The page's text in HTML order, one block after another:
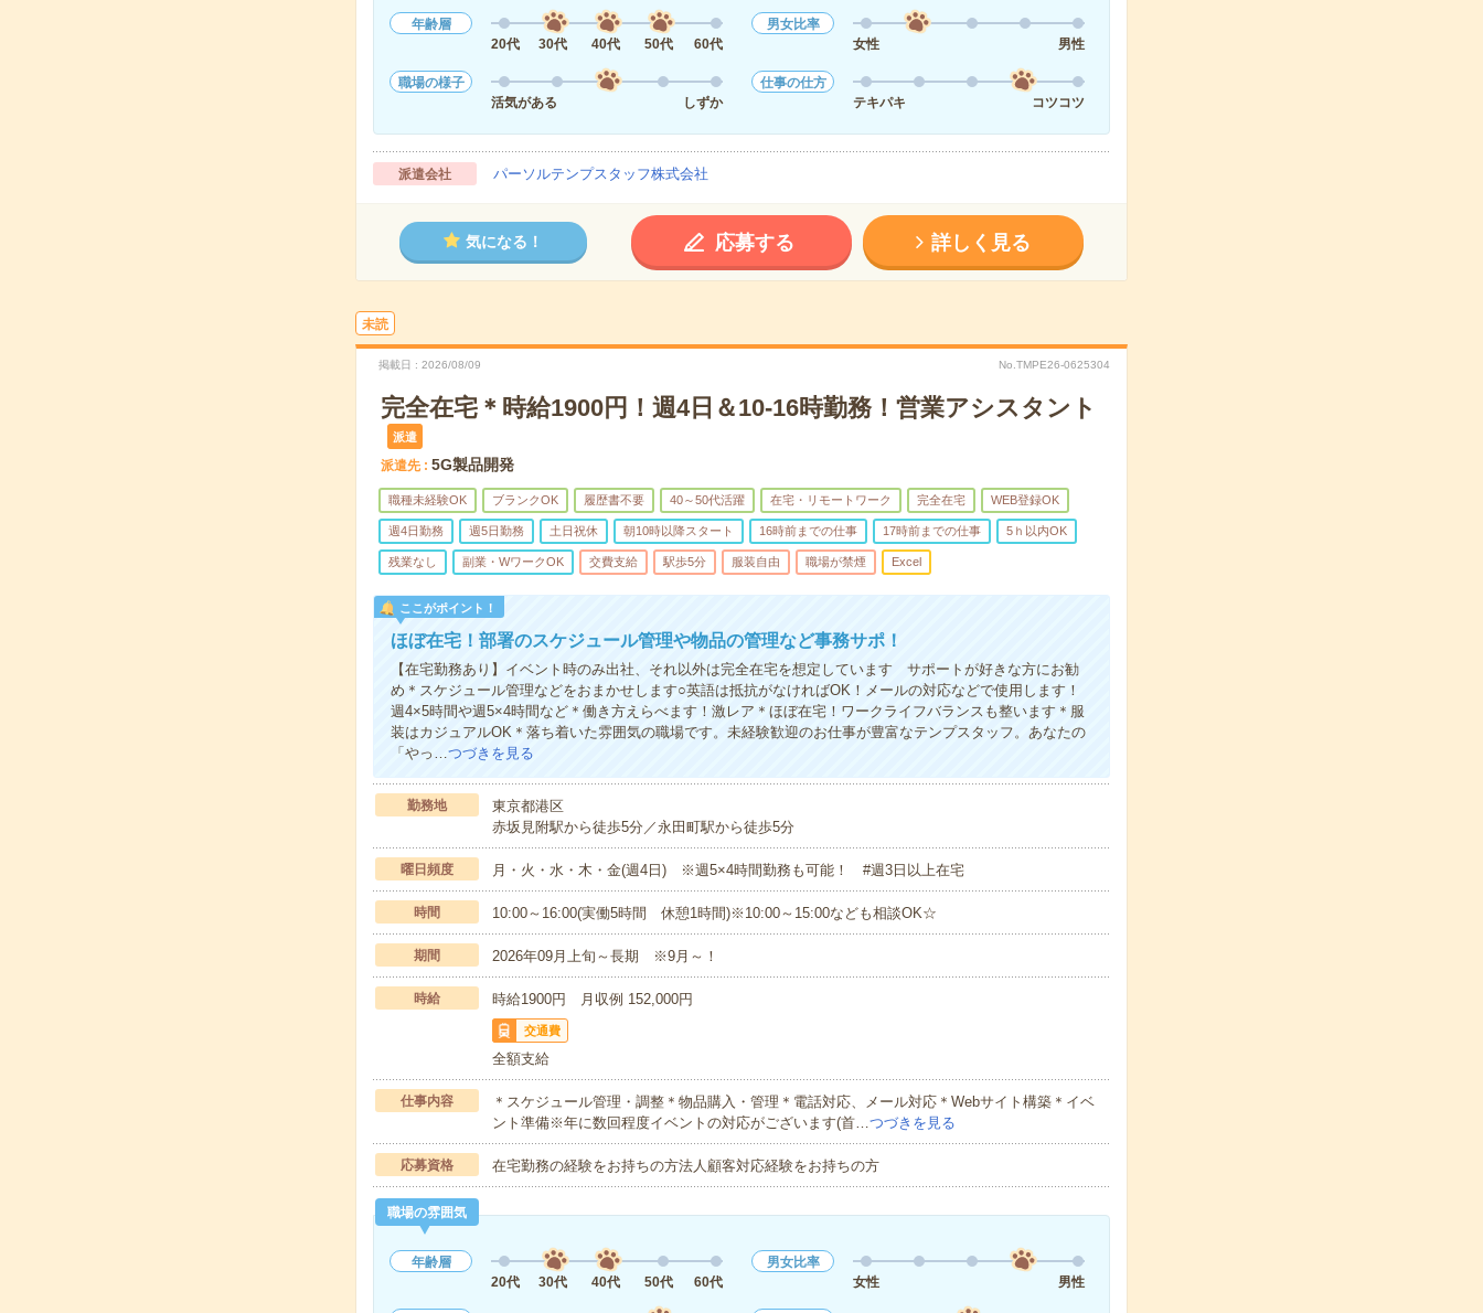
年齢層
20代
30代 40代 50代 60代
男女比率
女性
男性
職場の様子
活気がある
しずか
仕事の仕方
テキパキ
コツコツ
派遣会社 パーソルテンプスタッフ株式会社
気になる！ 応募する 詳しく見る
未読
掲載日 2026/08/09 No.TMPE26-0625304
完全在宅＊時給1900円！週4日＆10-16時勤務！営業アシスタント
派遣
派遣先 5G製品開発
職種未経験OK ブランクOK 履歴書不要 40～50代活躍 在宅・リモートワーク 完全在宅 WEB登録OK
週4日勤務 週5日勤務 土日祝休 朝10時以降スタート 16時前までの仕事 17時前までの仕事 5ｈ以内OK
残業なし 副業・WワークOK 交費支給 駅歩5分 服装自由 職場が禁煙 Excel
ここがポイント！
ほぼ在宅！部署のスケジュール管理や物品の管理など事務サポ！
【在宅勤務あり】イベント時のみ出社、それ以外は完全在宅を想定しています サポートが好きな方にお勧
め＊スケジュール管理などをおまかせします○英語は抵抗がなければOK！メールの対応などで使用します！
週4×5時間や週5×4時間など＊働き方えらべます！激レア＊ほぼ在宅！ワークライフバランスも整います＊服
装はカジュアルOK＊落ち着いた雰囲気の職場です。未経験歓迎のお仕事が豊富なテンプスタッフ。あなたの
「やっ…つづきを見る
勤務地
東京都港区
赤坂見附駅から徒歩5分／永田町駅から徒歩5分
曜日頻度 月・火・水・木・金(週4日) ※週5×4時間勤務も可能！ #週3日以上在宅
時間 10:00～16:00(実働5時間 休憩1時間)※10:00～15:00なども相談OK☆
期間 2026年09月上旬～長期 ※9月～！
時給 時給1900円 月収例 152,000円
交通費
全額支給
仕事内容
＊スケジュール管理・調整＊物品購入・管理＊電話対応、メール対応＊Webサイト構築＊イベ
ント準備※年に数回程度イベントの対応がございます(首…つづきを見る
応募資格 在宅勤務の経験をお持ちの方法人顧客対応経験をお持ちの方
職場の雰囲気
年齢層
20代
30代 40代 50代 60代
男女比率
女性
男性